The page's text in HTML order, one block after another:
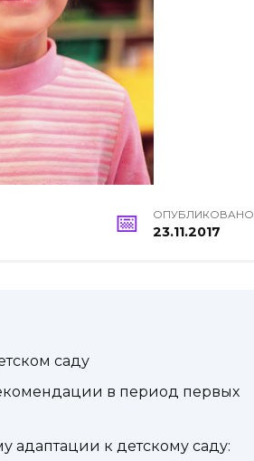
ОПУБЛИКОВАНО
23.11.2017
саду
в период первых
адаптации к детскому саду: